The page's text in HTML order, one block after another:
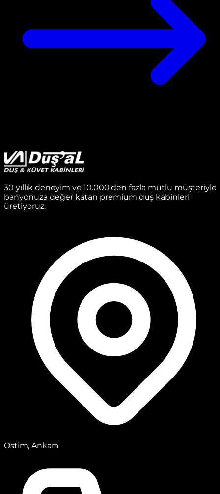
30 yıllık deneyim ve 10.000'den fazla mutlu müşteriyle
banyonuza değer katan premium duş kabinleri
üretiyoruz.
Ostim, Ankara